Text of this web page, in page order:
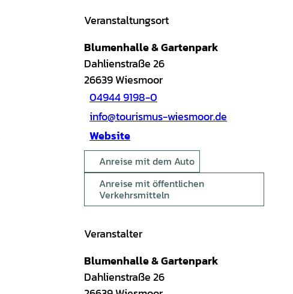
Veranstaltungsort
Blumenhalle & Gartenpark
Dahlienstraße 26
26639Wiesmoor
04944 9198-0
info@tourismus-wiesmoor.de
Website
Anreise mit dem Auto
Anreise mit öffentlichen
Verkehrsmitteln
Veranstalter
Blumenhalle & Gartenpark
Dahlienstraße 26